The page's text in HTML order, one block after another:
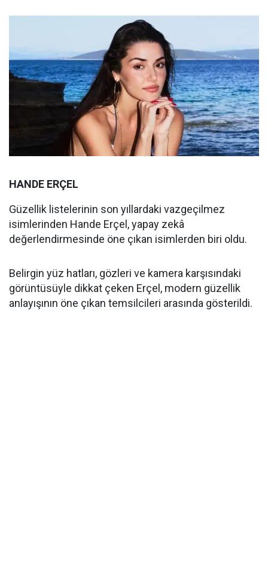
HANDE ERÇEL
Güzellik listelerinin son yıllardaki vazgeçilmez
isimlerinden Hande Erçel, yapay zekâ
değerlendirmesinde öne çıkan isimlerden biri oldu.
Belirgin yüz hatları, gözleri ve kamera karşısındaki
görüntüsüyle dikkat çeken Erçel, modern güzellik
anlayışının öne çıkan temsilcileri arasında gösterildi.